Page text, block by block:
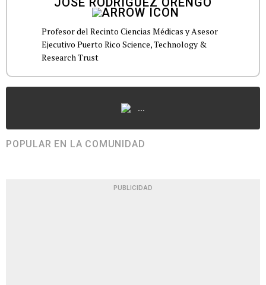
Profesor del Recinto Ciencias Médicas y Asesor
Ejecutivo Puerto Rico Science, Technology &
Research Trust
...
POPULAR EN LA COMUNIDAD
PUBLICIDAD